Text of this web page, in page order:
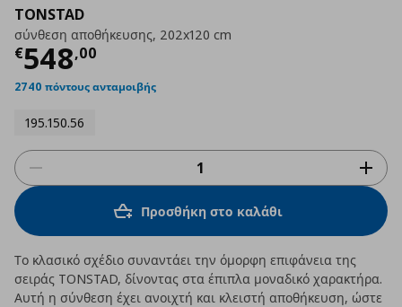
TONSTAD
σύνθεση αποθήκευσης, 202x120 cm
€548,00
Τρέχουσα τιμή
2740 πόντους ανταμοιβής
195.150.56
Προσθήκη στο καλάθι
Το κλασικό σχέδιο συναντάει την όμορφη επιφάνεια της
σειράς TONSTAD, δίνοντας στα έπιπλα μοναδικό χαρακτήρα.
Αυτή η σύνθεση έχει ανοιχτή και κλειστή αποθήκευση, ώστε